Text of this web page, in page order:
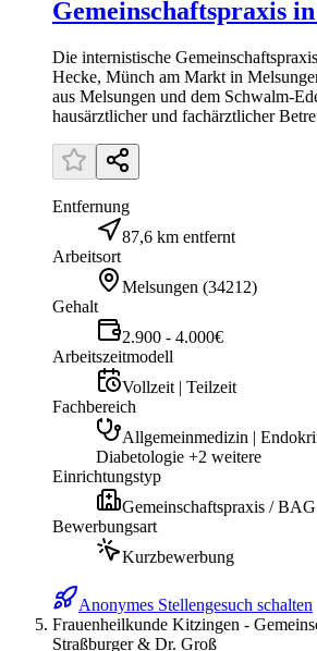
Gemeinschaftspraxis
Die internistische
Hecke, Münch am Markt in
aus Melsungen und dem Schwalm-
hausärztlicher und fachärztlicher
Entfernung
87,6 km entfernt
Arbeitsort
Melsungen (34212)
Gehalt
2.900 - 4.000€
Arbeitszeitmodell
Vollzeit | Teilzeit
Fachbereich
Allgemeinmedizin |
Diabetologie +2 weitere
Einrichtungstyp
Gemeinschaftspraxis / BAG
Bewerbungsart
Kurzbewerbung
Anonymes Stellengesuch schalten
Frauenheilkunde Kitzingen -
Straßburger & Dr. Groß